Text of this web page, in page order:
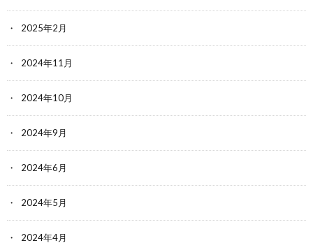
2025年2月
2024年11月
2024年10月
2024年9月
2024年6月
2024年5月
2024年4月